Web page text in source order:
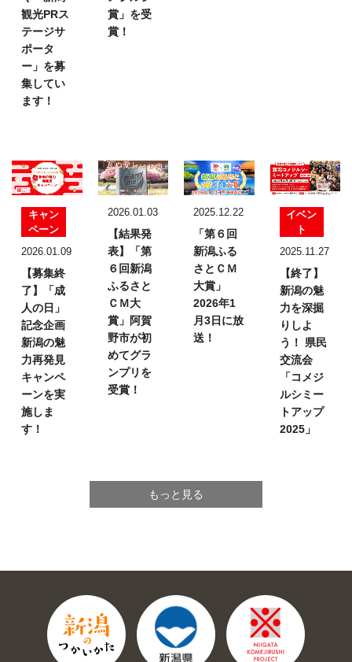
観光PRス
テージサ
ポータ
ー」を募
集してい
ます！
賞」を受
賞！
キャン
ペーン
2026.01.09
【募集終
了】「成
人の日」
記念企画
新潟の魅
力再発見
キャンペ
ーンを実
施しま
す！
2026.01.03
【結果発
表】
「第
６回新潟
ふるさと
ＣＭ大
賞」 阿賀
野市が初
めてグラ
ンプリを
受賞！
2025.12.22
「第６回
新潟ふる
さとＣＭ
大賞」
2026年1
月3日に放
送！
イベン
ト
2025.11.27
【終了】
新潟の魅
力を深掘
りしよ
う！ 県民
交流会
「コメジ
ルシミー
トアップ
2025」
もっと見る